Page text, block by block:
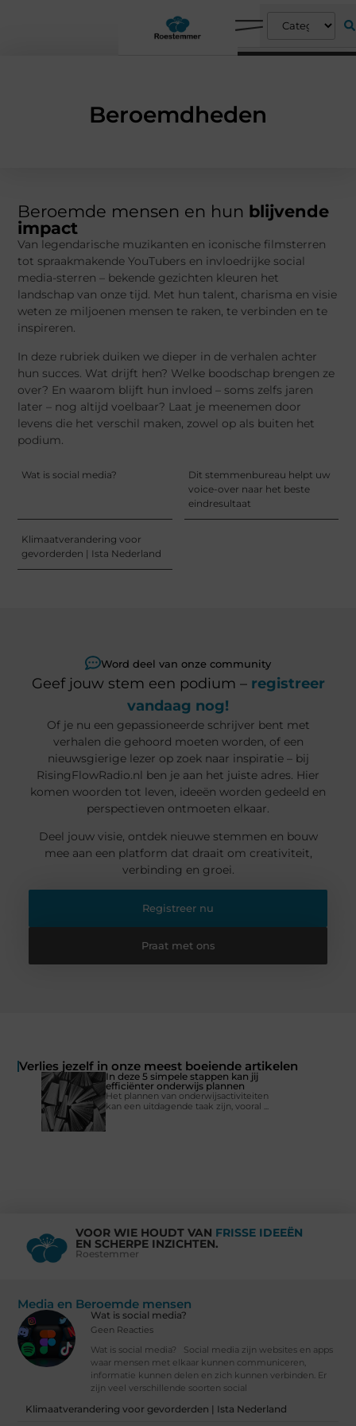
Beroemdheden
Beroemde mensen en hun blijvende
impact
Van legendarische muzikanten en iconische filmsterren
tot spraakmakende YouTubers en invloedrijke social
media-sterren – bekende gezichten kleuren het
landschap van onze tijd. Met hun talent, charisma en visie
weten ze miljoenen mensen te raken, te verbinden en te
inspireren.
In deze rubriek duiken we dieper in de verhalen achter
hun succes. Wat drijft hen? Welke boodschap brengen ze
over? En waarom blijft hun invloed – soms zelfs jaren
later – nog altijd voelbaar? Laat je meenemen door
levens die het verschil maken, zowel op als buiten het
podium.
Wat is social media?
Dit stemmenbureau helpt uw
voice-over naar het beste
eindresultaat
Klimaatverandering voor
gevorderden | Ista Nederland
Word deel van onze community
Geef jouw stem een podium – registreer
vandaag nog!
Of je nu een gepassioneerde schrijver bent met
verhalen die gehoord moeten worden, of een
nieuwsgierige lezer op zoek naar inspiratie – bij
RisingFlowRadio.nl ben je aan het juiste adres. Hier
komen woorden tot leven, ideeën worden gedeeld en
perspectieven ontmoeten elkaar.
Deel jouw visie, ontdek nieuwe stemmen en bouw
mee aan een platform dat draait om creativiteit,
verbinding en groei.
Registreer nu
Praat met ons
Verlies jezelf in onze meest boeiende artikelen
In deze 5 simpele stappen kan jij
efficiënter onderwijs plannen
Het plannen van onderwijsactiviteiten
kan een uitdagende taak zijn, vooral ...
VOOR WIE HOUDT VAN FRISSE IDEEËN
EN SCHERPE INZICHTEN.
Roestemmer
Media en Beroemde mensen
Wat is social media?
Geen Reacties
Wat is social media? Social media zijn websites en apps
waar mensen met elkaar kunnen communiceren,
informatie kunnen delen en zich kunnen verbinden. Er
zijn veel verschillende soorten social
Klimaatverandering voor gevorderden | Ista Nederland